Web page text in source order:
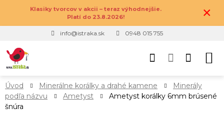
Klasiky tvorcov v akcii – teraz výhodnejšie.
Platí do 23.8.2026!
×
info@istraka.sk 0948 015 755
Úvod Minerálne korálky a drahé kamene
Minerály
podľa názvu
Ametyst
Ametyst korálky 6mm brúsené
šnúra